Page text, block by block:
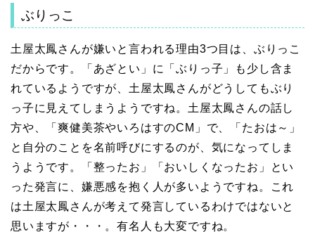
ぶりっこ
土屋太鳳さんが嫌いと言われる理由3つ目は、ぶりっこ
だからです。「あざとい」に「ぶりっ子」も少し含ま
れているようですが、土屋太鳳さんがどうしてもぶり
っ子に見えてしまうようですね。土屋太鳳さんの話し
方や、「爽健美茶やいろはすのCM」で、「たおは～」
と自分のことを名前呼びにするのが、気になってしま
うようです。「整ったお」「おいしくなったお」とい
った発言に、嫌悪感を抱く人が多いようですね。これ
は土屋太鳳さんが考えて発言しているわけではないと
思いますが・・・。有名人も大変ですね。